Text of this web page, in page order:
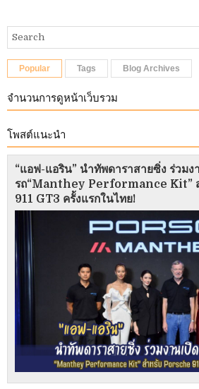
Popular Tags Blog Archives
จำนวนการดูหน้าเว็บรวม
โพสต์แนะนำ
“แอฟ-แอริน” นำทัพดาราสายซิ่ง ร่วมง
รถ“Manthey Performance Kit”
911 GT3 ครั้งแรกในไทย!